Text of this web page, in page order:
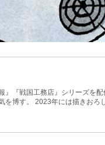
』『戦国工務店』シリーズを
を博す。 2023年には描きおろ